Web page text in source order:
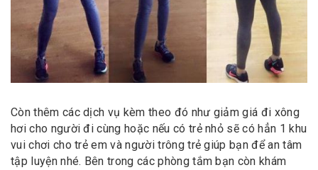
Còn thêm các dịch vụ kèm theo đó như giảm giá đi xông
hơi cho người đi cùng hoặc nếu có trẻ nhỏ sẽ có hẳn 1 khu
vui chơi cho trẻ em và người trông trẻ giúp bạn để an tâm
tập luyện nhé. Bên trong các phòng tắm bạn còn khám